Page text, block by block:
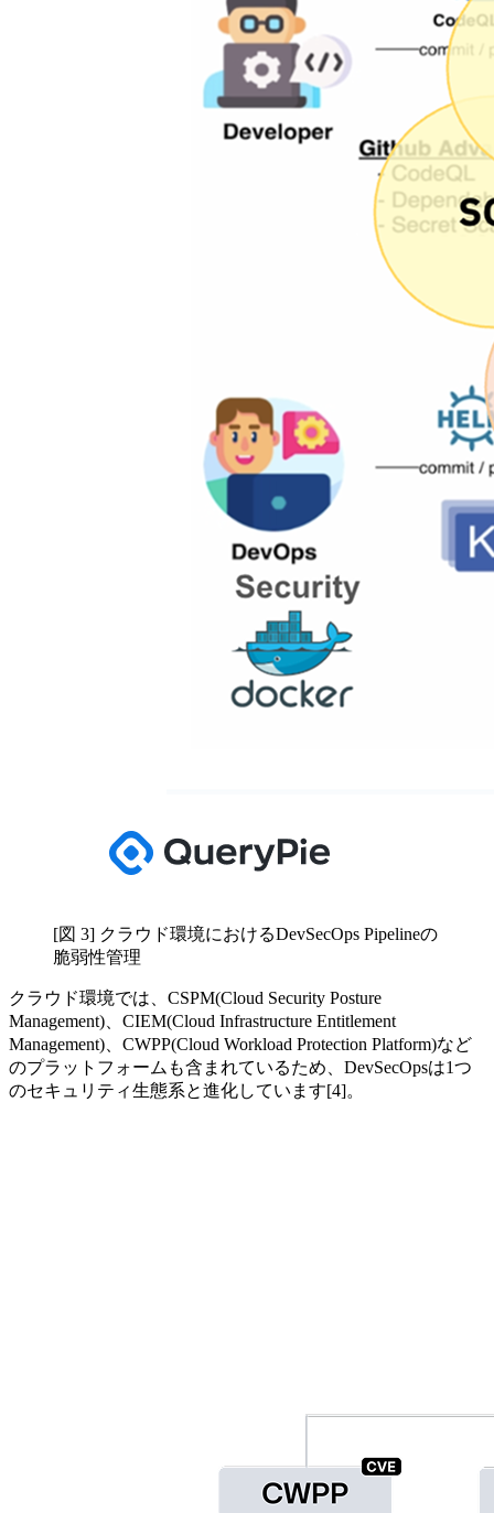
[図 3] クラウド環境におけるDevSecOps Pipelineの
脆弱性管理
クラウド環境では、CSPM(Cloud Security Posture
Management)、CIEM(Cloud Infrastructure Entitlement
Management)、CWPP(Cloud Workload Protection Platform)など
のプラットフォームも含まれているため、DevSecOpsは1つ
のセキュリティ生態系と進化しています[4]。